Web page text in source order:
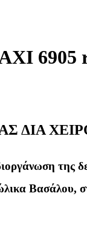
ΔΙΑ
της
Βασάλου,